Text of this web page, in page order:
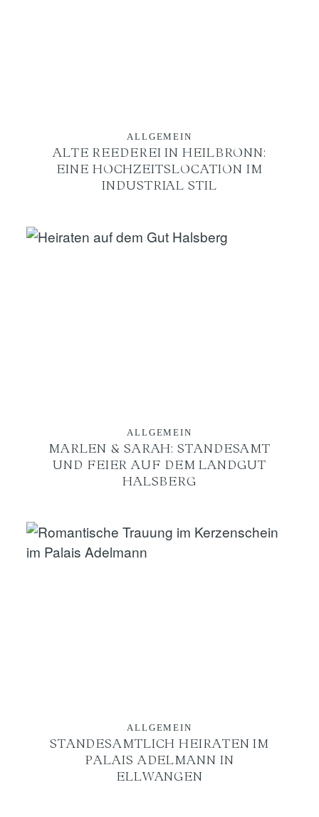
ALLGEMEIN
ALTE REEDEREI IN HEILBRONN:
EINE HOCHZEITSLOCATION IM
INDUSTRIAL STIL
ALLGEMEIN
MARLEN & SARAH: STANDESAMT
UND FEIER AUF DEM LANDGUT
HALSBERG
ALLGEMEIN
STANDESAMTLICH HEIRATEN IM
PALAIS ADELMANN IN
ELLWANGEN